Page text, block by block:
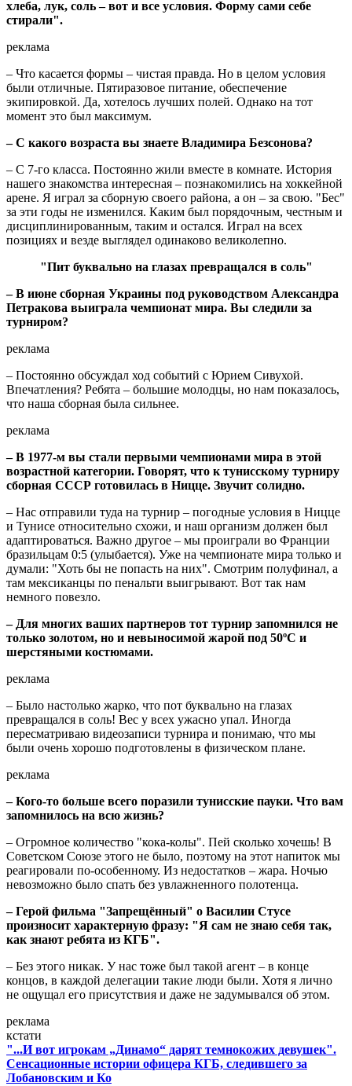
хлеба, лук, соль – вот и все условия. Форму сами себе
стирали".
реклама
– Что касается формы – чистая правда. Но в целом условия
были отличные. Пятиразовое питание, обеспечение
экипировкой. Да, хотелось лучших полей. Однако на тот
момент это был максимум.
– С какого возраста вы знаете Владимира Безсонова?
– С 7-го класса. Постоянно жили вместе в комнате. История
нашего знакомства интересная – познакомились на хоккейной
арене. Я играл за сборную своего района, а он – за свою. "Бес"
за эти годы не изменился. Каким был порядочным, честным и
дисциплинированным, таким и остался. Играл на всех
позициях и везде выглядел одинаково великолепно.
"Пит буквально на глазах превращался в соль"
– В июне сборная Украины под руководством Александра
Петракова выиграла чемпионат мира. Вы следили за
турниром?
реклама
– Постоянно обсуждал ход событий с Юрием Сивухой.
Впечатления? Ребята – большие молодцы, но нам показалось,
что наша сборная была сильнее.
реклама
– В 1977-м вы стали первыми чемпионами мира в этой
возрастной категории. Говорят, что к тунисскому турниру
сборная СССР готовилась в Ницце. Звучит солидно.
– Нас отправили туда на турнир – погодные условия в Ницце
и Тунисе относительно схожи, и наш организм должен был
адаптироваться. Важно другое – мы проиграли во Франции
бразильцам 0:5 (улыбается). Уже на чемпионате мира только и
думали: "Хоть бы не попасть на них". Смотрим полуфинал, а
там мексиканцы по пенальти выигрывают. Вот так нам
немного повезло.
– Для многих ваших партнеров тот турнир запомнился не
только золотом, но и невыносимой жарой под 50ºC и
шерстяными костюмами.
реклама
– Было настолько жарко, что пот буквально на глазах
превращался в соль! Вес у всех ужасно упал. Иногда
пересматриваю видеозаписи турнира и понимаю, что мы
были очень хорошо подготовлены в физическом плане.
реклама
– Кого-то больше всего поразили тунисские пауки. Что вам
запомнилось на всю жизнь?
– Огромное количество "кока-колы". Пей сколько хочешь! В
Советском Союзе этого не было, поэтому на этот напиток мы
реагировали по-особенному. Из недостатков – жара. Ночью
невозможно было спать без увлажненного полотенца.
– Герой фильма "Запрещённый" о Василии Стусе
произносит характерную фразу: "Я сам не знаю себя так,
как знают ребята из КГБ".
– Без этого никак. У нас тоже был такой агент – в конце
концов, в каждой делегации такие люди были. Хотя я лично
не ощущал его присутствия и даже не задумывался об этом.
реклама
кстати
"...И вот игрокам „Динамо“ дарят темнокожих девушек".
Сенсационные истории офицера КГБ, следившего за
Лобановским и Ко